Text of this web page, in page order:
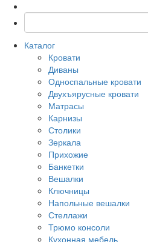
Каталог
Кровати
Диваны
Односпальные кровати
Двухъярусные кровати
Матрасы
Карнизы
Столики
Зеркала
Прихожие
Банкетки
Вешалки
Ключницы
Напольные вешалки
Стеллажи
Трюмо консоли
Кухонная мебель